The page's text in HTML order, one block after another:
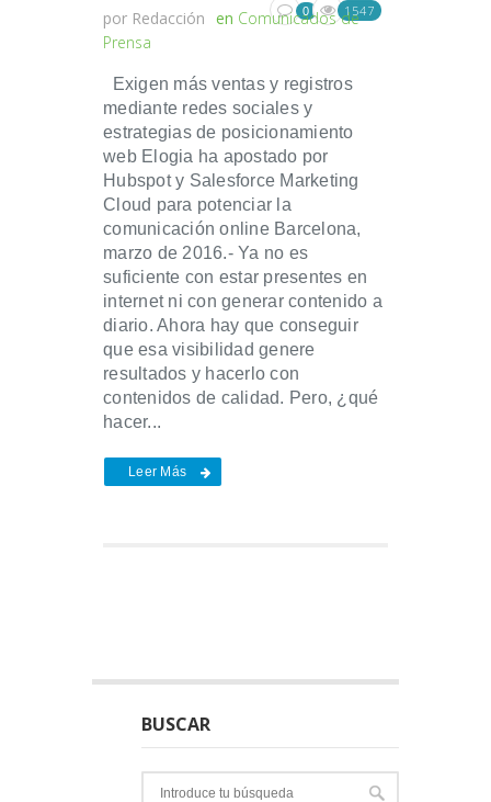
por Redacción en Comunicados de
Prensa
0 1547
Exigen más ventas y registros
mediante redes sociales y
estrategias de posicionamiento
web Elogia ha apostado por
Hubspot y Salesforce Marketing
Cloud para potenciar la
comunicación online Barcelona,
marzo de 2016.- Ya no es
suficiente con estar presentes en
internet ni con generar contenido a
diario. Ahora hay que conseguir
que esa visibilidad genere
resultados y hacerlo con
contenidos de calidad. Pero, ¿qué
hacer...
Leer Más
BUSCAR